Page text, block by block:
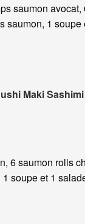
saumon
saumon, 1 soupe
Maki Sashimi
6 saumon rolls
soupe et 1